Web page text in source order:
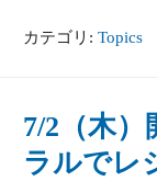
カテゴリ: Topics
7/2（木）
ラルでレ